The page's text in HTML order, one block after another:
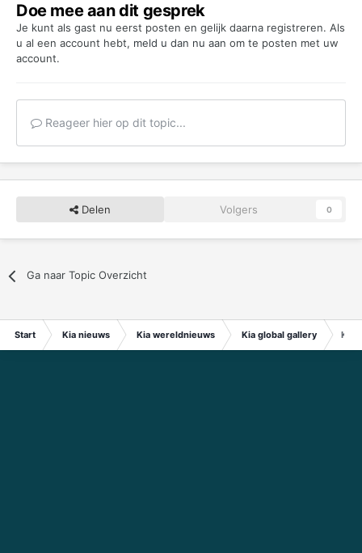
Doe mee aan dit gesprek
Je kunt als gast nu eerst posten en gelijk daarna registreren. Als
u al een account hebt, meld u dan nu aan om te posten met uw
account.
Reageer hier op dit topic...
Delen Volgers 0
Ga naar Topic Overzicht
Start Kia nieuws Kia wereldnieuws Kia global gallery